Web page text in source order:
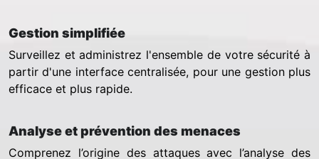
Gestion simplifiée
Surveillez et administrez l'ensemble de votre sécurité à
partir d'une interface centralisée, pour une gestion plus
efficace et plus rapide.
Analyse et prévention des menaces
Comprenez l’origine des attaques avec l’analyse des